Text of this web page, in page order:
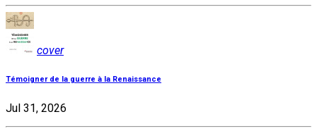
cover
Témoigner de la guerre à la Renaissance
Jul 31, 2026